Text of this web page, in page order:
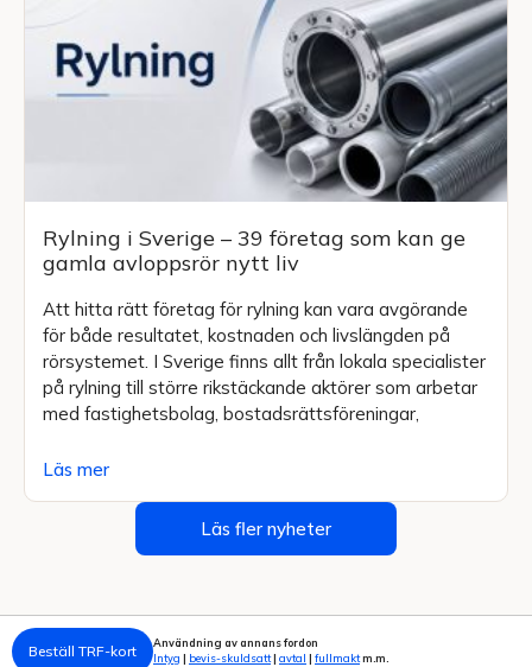
Rylning i Sverige – 39 företag som kan ge
gamla avloppsrör nytt liv
Att hitta rätt företag för rylning kan vara avgörande
för både resultatet, kostnaden och livslängden på
rörsystemet. I Sverige finns allt från lokala specialister
på rylning till större rikstäckande aktörer som arbetar
med fastighetsbolag, bostadsrättsföreningar,
Läs mer
Läs fler nyheter
Beställ TRF-kort
Användning av annans fordon
Intyg
bevis-skuldsatt avtal fullmaktm.m.